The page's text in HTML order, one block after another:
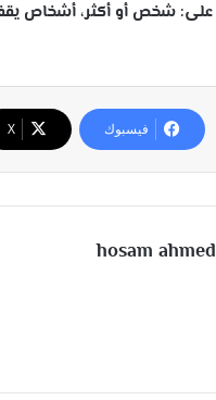
فيسبوك ‫X
hosam ahmed